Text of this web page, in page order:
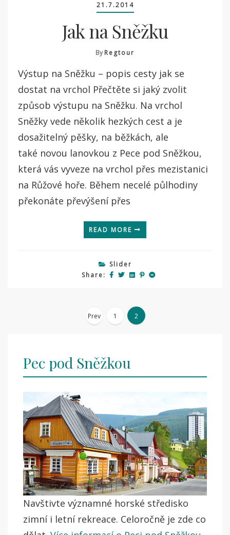
21.7.2014
Jak na Sněžku
ByRegtour
Výstup na Sněžku – popis cesty jak se
dostat na vrchol Přečtěte si jaký zvolit
způsob výstupu na Sněžku. Na vrchol
Sněžky vede několik hezkých cest a je
dosažitelný pěšky, na běžkách, ale
také novou lanovkou z Pece pod Sněžkou,
která vás vyveze na vrchol přes mezistanici
na Růžové hoře. Během necelé půlhodiny
překonáte převýšení přes
READ MORE
Slider
Share:
Navigace
příspěvky
Prev 1 2
Pec pod Sněžkou
Navštivte významné horské středisko
zimní i letní rekreace. Celoročně je zde co